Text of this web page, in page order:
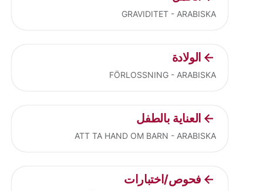
GRAVIDITET - ARABISKA
الولادة
FÖRLOSSNING - ARABISKA
العناية بالطفل
ATT TA HAND OM BARN - ARABISKA
فحوص/اختبارات